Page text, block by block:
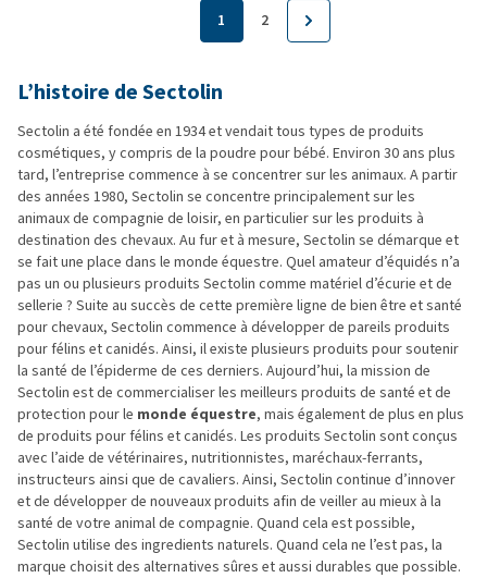
1 2
L’histoire de Sectolin
Sectolin a été fondée en 1934 et vendait tous types de produits
cosmétiques, y compris de la poudre pour bébé. Environ 30 ans plus
tard, l’entreprise commence à se concentrer sur les animaux. A partir
des années 1980, Sectolin se concentre principalement sur les
animaux de compagnie de loisir, en particulier sur les produits à
destination des chevaux. Au fur et à mesure, Sectolin se démarque et
se fait une place dans le monde équestre. Quel amateur d’équidés n’a
pas un ou plusieurs produits Sectolin comme matériel d’écurie et de
sellerie ? Suite au succès de cette première ligne de bien être et santé
pour chevaux, Sectolin commence à développer de pareils produits
pour félins et canidés. Ainsi, il existe plusieurs produits pour soutenir
la santé de l’épiderme de ces derniers. Aujourd’hui, la mission de
Sectolin est de commercialiser les meilleurs produits de santé et de
protection pour le monde équestre, mais également de plus en plus
de produits pour félins et canidés. Les produits Sectolin sont conçus
avec l’aide de vétérinaires, nutritionnistes, maréchaux-ferrants,
instructeurs ainsi que de cavaliers. Ainsi, Sectolin continue d’innover
et de développer de nouveaux produits afin de veiller au mieux à la
santé de votre animal de compagnie. Quand cela est possible,
Sectolin utilise des ingredients naturels. Quand cela ne l’est pas, la
marque choisit des alternatives sûres et aussi durables que possible.